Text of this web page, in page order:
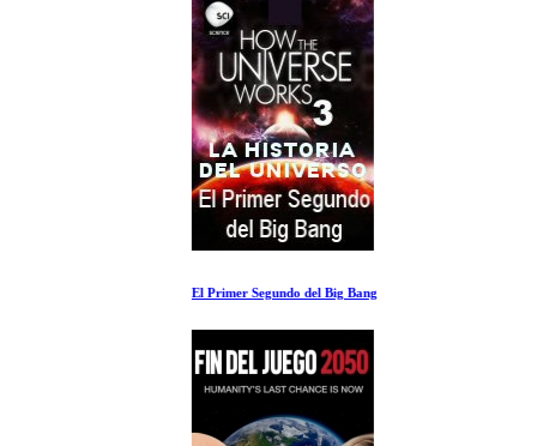
El Primer Segundo del Big Bang